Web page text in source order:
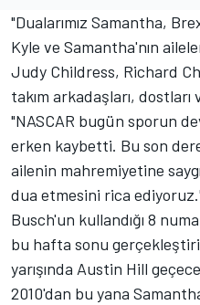
"Dualarımız Samantha,
Kyle ve Samantha'nın
Judy Childress, Richard
takım arkadaşları,
"NASCAR bugün sporun
erken kaybetti. Bu son
ailenin mahremiyetine
dua etmesini rica
Busch'un kullandığı 8
bu hafta sonu
yarışında Austin Hill
2010'dan bu yana